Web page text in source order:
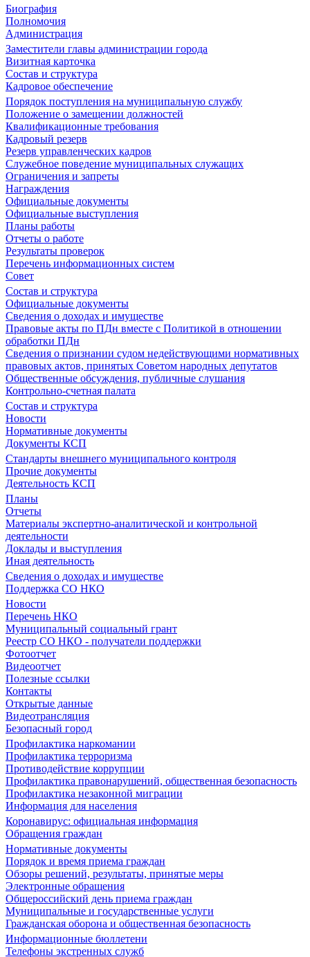
Биография
Полномочия
Администрация
Заместители главы администрации города
Визитная карточка
Состав и структура
Кадровое обеспечение
Порядок поступления на муниципальную службу
Положение о замещении должностей
Квалификационные требования
Кадровый резерв
Резерв управленческих кадров
Служебное поведение муниципальных служащих
Ограничения и запреты
Награждения
Официальные документы
Официальные выступления
Планы работы
Отчеты о работе
Результаты проверок
Перечень информационных систем
Совет
Состав и структура
Официальные документы
Сведения о доходах и имуществе
Правовые акты по ПДн вместе с Политикой в отношении
обработки ПДн
Сведения о признании судом недействующими нормативных
правовых актов, принятых Советом народных депутатов
Общественные обсуждения, публичные слушания
Контрольно-счетная палата
Состав и структура
Новости
Нормативные документы
Документы КСП
Стандарты внешнего муниципального контроля
Прочие документы
Деятельность КСП
Планы
Отчеты
Материалы экспертно-аналитической и контрольной
деятельности
Доклады и выступления
Иная деятельность
Сведения о доходах и имуществе
Поддержка СО НКО
Новости
Перечень НКО
Муниципальный социальный грант
Реестр СО НКО - получатели поддержки
Фотоотчет
Видеоотчет
Полезные ссылки
Контакты
Открытые данные
Видеотрансляция
Безопасный город
Профилактика наркомании
Профилактика терроризма
Противодействие коррупции
Профилактика правонарушений, общественная безопасность
Профилактика незаконной миграции
Информация для населения
Коронавирус: официальная информация
Обращения граждан
Нормативные документы
Порядок и время приема граждан
Обзоры решений, результаты, принятые меры
Электронные обращения
Общероссийский день приема граждан
Муниципальные и государственные услуги
Гражданская оборона и общественная безопасность
Информационные бюллетени
Телефоны экстренных служб